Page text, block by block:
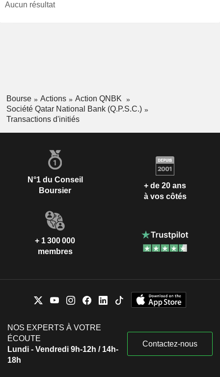
Aucun résultat
Bourse Actions
Action QNBK
Société Qatar National Bank (Q.P.S.C.)
Transactions d'initiés
N°1 du Conseil
Boursier
+ de 20 ans
à vos côtés
+ 1 300 000
membres
NOS EXPERTS À VOTRE
ÉCOUTE
Lundi - Vendredi 9h-12h / 14h-
18h
Contactez-nous